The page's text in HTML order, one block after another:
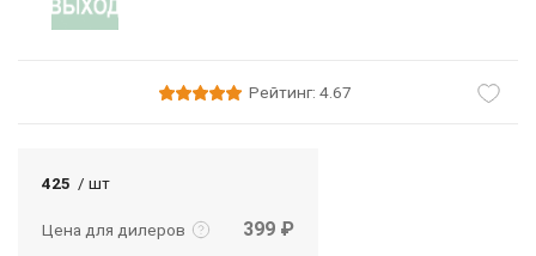
Рейтинг: 4.67
425 / шт
Цена для дилеров
Подробнее
399 ₽